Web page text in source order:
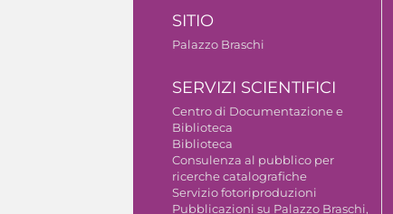
SITIO
Palazzo Braschi
SERVIZI SCIENTIFICI
Centro di Documentazione e
Biblioteca
Biblioteca
Consulenza al pubblico per
ricerche catalografiche
Servizio fotoriproduzioni
Pubblicazioni su Palazzo Braschi,